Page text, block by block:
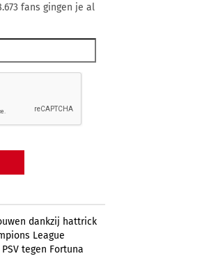
fans gingen je al
dankzij hattrick
League
tegen Fortuna